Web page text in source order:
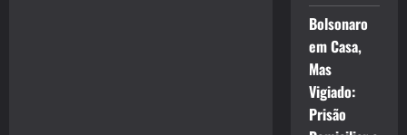
Bolsonaro
em Casa,
Mas
Vigiado:
Prisão